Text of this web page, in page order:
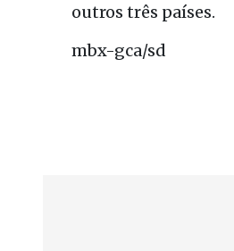
outros três países.
mbx-gca/sd